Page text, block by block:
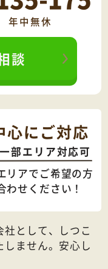
中無休
談
心にご対応
部エリア対応可
リアでご希望の方
わせください！
として、しつこ
ません。安心し